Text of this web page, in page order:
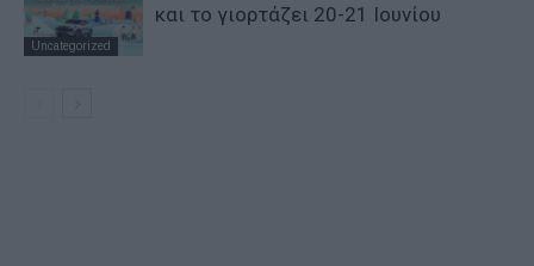
Uncategorized
και το γιορτάζει 20-21 Ιουνίου